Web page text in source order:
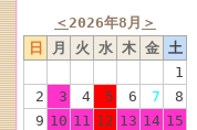
＜2026年8月 ＞
日
月 火 水 木 金 土
1
2
3 4 5 6 7
8
9 10 11 12 13 14 15